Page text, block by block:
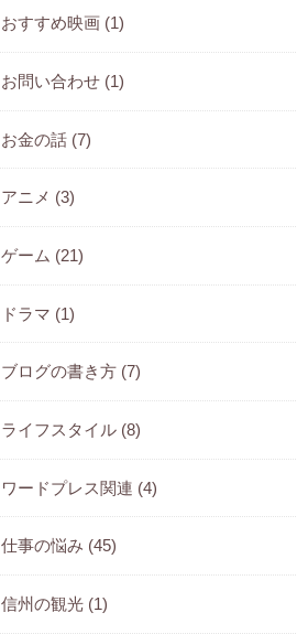
おすすめ映画 (1)
お問い合わせ (1)
お金の話 (7)
アニメ (3)
ゲーム (21)
ドラマ (1)
ブログの書き方 (7)
ライフスタイル (8)
ワードプレス関連 (4)
仕事の悩み (45)
信州の観光 (1)